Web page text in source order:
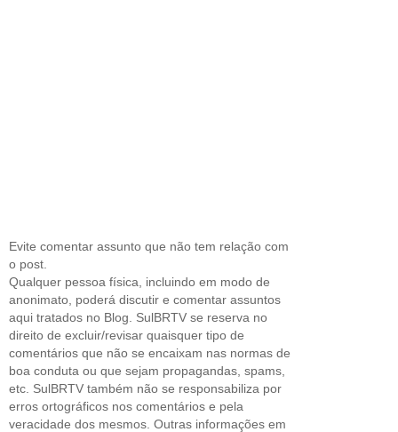
Evite comentar assunto que não tem relação com
o post.
Qualquer pessoa física, incluindo em modo de
anonimato, poderá discutir e comentar assuntos
aqui tratados no Blog. SulBRTV se reserva no
direito de excluir/revisar quaisquer tipo de
comentários que não se encaixam nas normas de
boa conduta ou que sejam propagandas, spams,
etc. SulBRTV também não se responsabiliza por
erros ortográficos nos comentários e pela
veracidade dos mesmos. Outras informações em